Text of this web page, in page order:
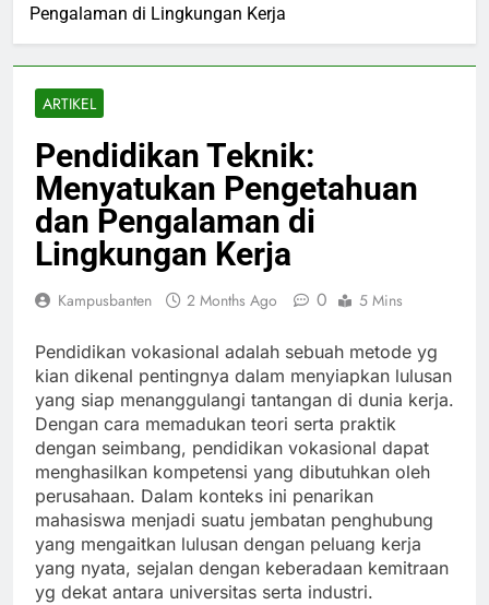
Pengalaman di Lingkungan Kerja
ARTIKEL
Pendidikan Teknik:
Menyatukan Pengetahuan
dan Pengalaman di
Lingkungan Kerja
Kampusbanten 2 Months Ago 0 5 Mins
Pendidikan vokasional adalah sebuah metode yg
kian dikenal pentingnya dalam menyiapkan lulusan
yang siap menanggulangi tantangan di dunia kerja.
Dengan cara memadukan teori serta praktik
dengan seimbang, pendidikan vokasional dapat
menghasilkan kompetensi yang dibutuhkan oleh
perusahaan. Dalam konteks ini penarikan
mahasiswa menjadi suatu jembatan penghubung
yang mengaitkan lulusan dengan peluang kerja
yang nyata, sejalan dengan keberadaan kemitraan
yg dekat antara universitas serta industri.